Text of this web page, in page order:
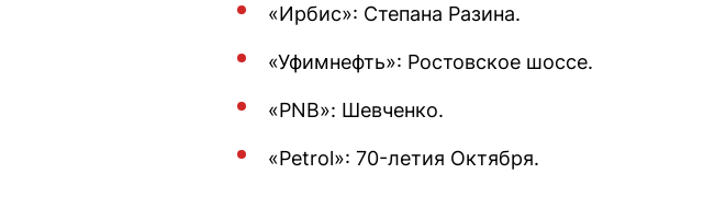
«Ирбис»: Степана Разина.
«Уфимнефть»: Ростовское шоссе.
«PNB»: Шевченко.
«Petrol»: 70-летия Октября.